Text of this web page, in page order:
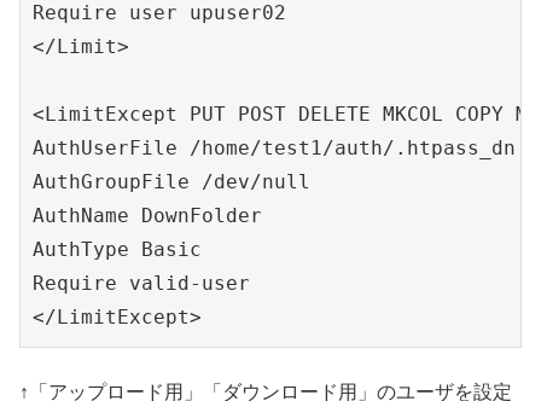
Require user upuser02
</Limit>
<LimitExcept PUT POST DELETE MKCOL COPY
AuthUserFile /home/test1/auth/.htpass_dn
AuthGroupFile /dev/null
AuthName DownFolder
AuthType Basic
Require valid-user
</LimitExcept>
↑「アップロード用」「ダウンロード用」のユーザを設定